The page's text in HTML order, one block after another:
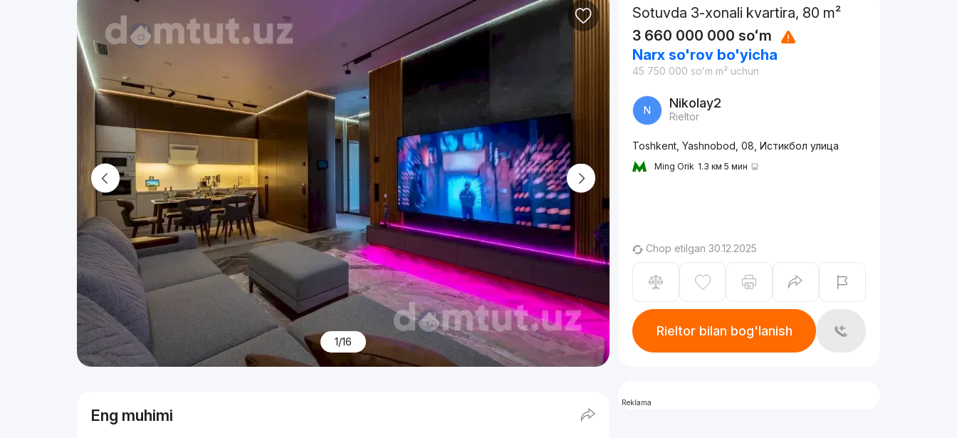
1/16
Eng muhimi
Sotuvda 3-xonali kvartira, 80 m²
3 660 000 000 soʻm
Narx so'rov bo'yicha
45 750 000 soʻm m² uchun
N Nikolay2
Rieltor
Toshkent, Yashnobod, 08, Истикбол улица
Ming Orik 1.3 км 5 мин
Chop etilgan 30.12.2025
Rieltor bilan bog'lanish
Reklama